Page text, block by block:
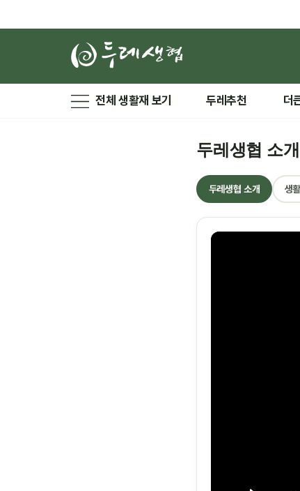
전체 생활재 보기 두레추천 더
두레생협 소개
두레생협 소개 생